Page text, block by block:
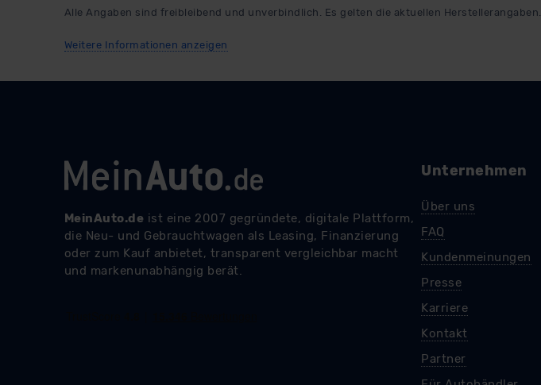
Alle Angaben sind freibleibend und unverbindlich. Es gelten die aktuellen Herstellerangaben.
Weitere Informationen anzeigen